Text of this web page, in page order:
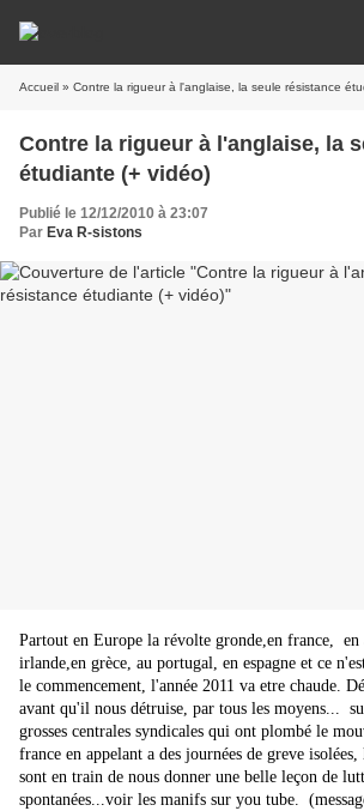
Accueil » Contre la rigueur à l'anglaise, la seule résistance
Contre la rigueur à l'anglaise, la
étudiante (+ vidéo)
Publié le 12/12/2010 à 23:07
Par Eva R-sistons
Partout en Europe la révolte gronde,en france, en
irlande,en grèce, au portugal, en espagne et ce
le commencement, l'année 2011 va etre chaude.
avant qu'il nous détruise, par tous les moyens...
grosses centrales syndicales qui ont plombé le
france en appelant a des journées de greve
sont en train de nous donner une belle leçon de
spontanées...voir les manifs sur you tube.